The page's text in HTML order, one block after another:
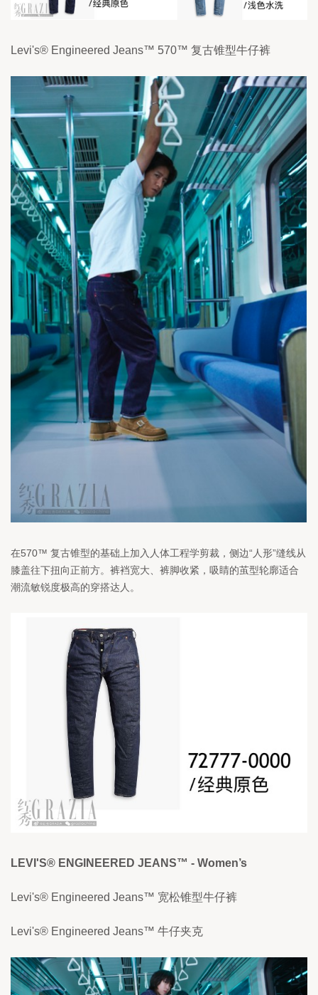
Levi's® Engineered Jeans™ 570™ 复古锥型牛仔裤
在570™ 复古锥型的基础上加入人体工程学剪裁，侧边“人形”缝线从
膝盖往下扭向正前方。裤裆宽大、裤脚收紧，吸睛的茧型轮廓适合
潮流敏锐度极高的穿搭达人。
LEVI'S® ENGINEERED JEANS™ - Women’s
Levi's® Engineered Jeans™ 宽松锥型牛仔裤
Levi's® Engineered Jeans™ 牛仔夹克